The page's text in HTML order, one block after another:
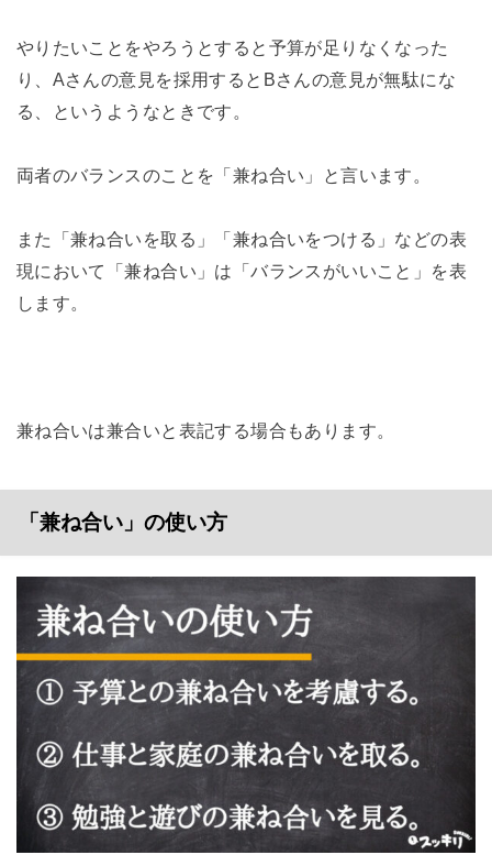
やりたいことをやろうとすると予算が足りなくなった
り、Aさんの意見を採用するとBさんの意見が無駄にな
る、というようなときです。
両者のバランスのことを「兼ね合い」と言います。
また「兼ね合いを取る」「兼ね合いをつける」などの表
現において「兼ね合い」は「バランスがいいこと」を表
します。
兼ね合いは兼合いと表記する場合もあります。
「兼ね合い」の使い方